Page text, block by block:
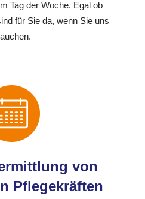
Tag der Woche. Egal ob
für Sie da, wenn Sie uns
von
Pflegekräften